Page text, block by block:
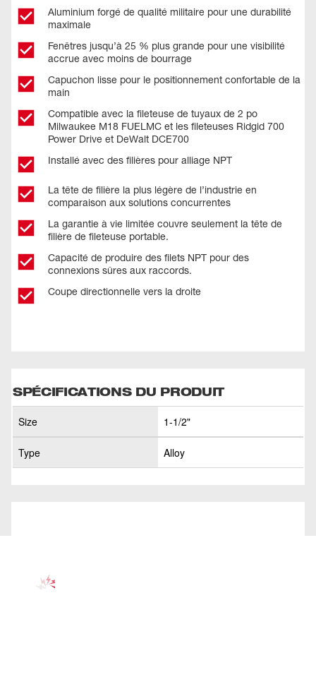
Aluminium forgé de qualité militaire pour une durabilité
maximale
Fenêtres jusqu’à 25 % plus grande pour une visibilité
accrue avec moins de bourrage
Capuchon lisse pour le positionnement confortable de la
main
Compatible avec la fileteuse de tuyaux de 2 po
Milwaukee M18 FUELMC et les fileteuses Ridgid 700
Power Drive et DeWalt DCE700
Installé avec des filières pour alliage NPT
La tête de filière la plus légère de l’industrie en
comparaison aux solutions concurrentes
La garantie à vie limitée couvre seulement la tête de
filière de fileteuse portable.
Capacité de produire des filets NPT pour des
connexions sûres aux raccords.
Coupe directionnelle vers la droite
SPÉCIFICATIONS DU PRODUIT
Size 1-1/2"
Type Alloy